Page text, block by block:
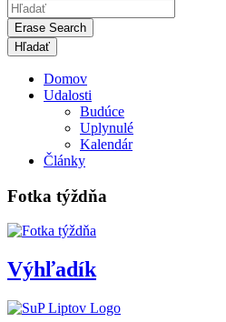
Erase Search
Domov
Udalosti
Budúce
Uplynulé
Kalendár
Články
Fotka týždňa
Výhľadík